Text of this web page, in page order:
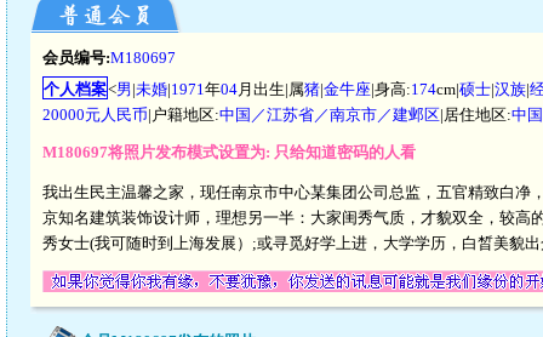
会员编号:M180697
个人档案<男|未婚|1971年04月出生|属猪|金牛座|身高:174cm|硕士|汉族|
20000元人民币|户籍地区:中国／江苏省／南京市／建邺区|居住地区:中
M180697将照片发布模式设置为: 只给知道密码的人看
我出生民主温馨之家，现任南京市中心某集团公司总监，五官精致白
京知名建筑装饰设计师，理想另一半：大家闺秀气质，才貌双全，较
秀女士(我可随时到上海发展）;或寻觅好学上进，大学学历，白晳美貌